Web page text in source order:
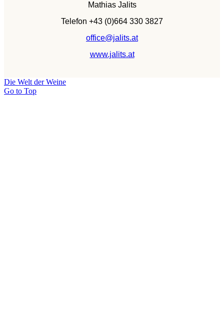
Mathias Jalits
Telefon +43 (0)664 330 3827
office@jalits.at
www.jalits.at
Die Welt der Weine
Go to Top